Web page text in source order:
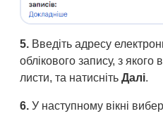
5. Введіть адресу
облікового запису, з якого
листи, та натисніть Далі.
6. У наступному вікні